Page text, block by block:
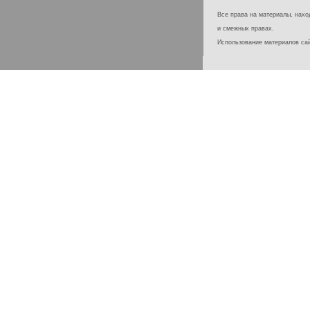
Все права на материалы,
и смежных правах.
Использование материалов